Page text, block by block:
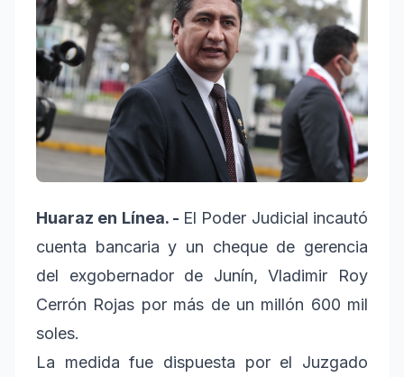
Huaraz en Línea. - El Poder Judicial incautó
cuenta bancaria y un cheque de gerencia
del exgobernador de Junín, Vladimir Roy
Cerrón Rojas por más de un millón 600 mil
soles.
La medida fue dispuesta por el Juzgado